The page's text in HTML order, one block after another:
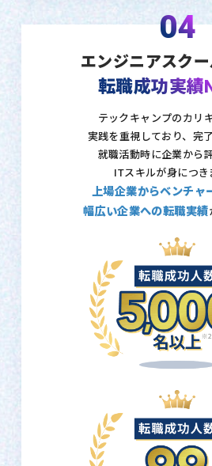
04
エンジニアスク
転職成功実績
テックキャンプのカリ
実践を重視しており、 完
就職活動時に企業から
ITスキルが身につき
上場企業からベンチャ
幅広い企業への転職実績